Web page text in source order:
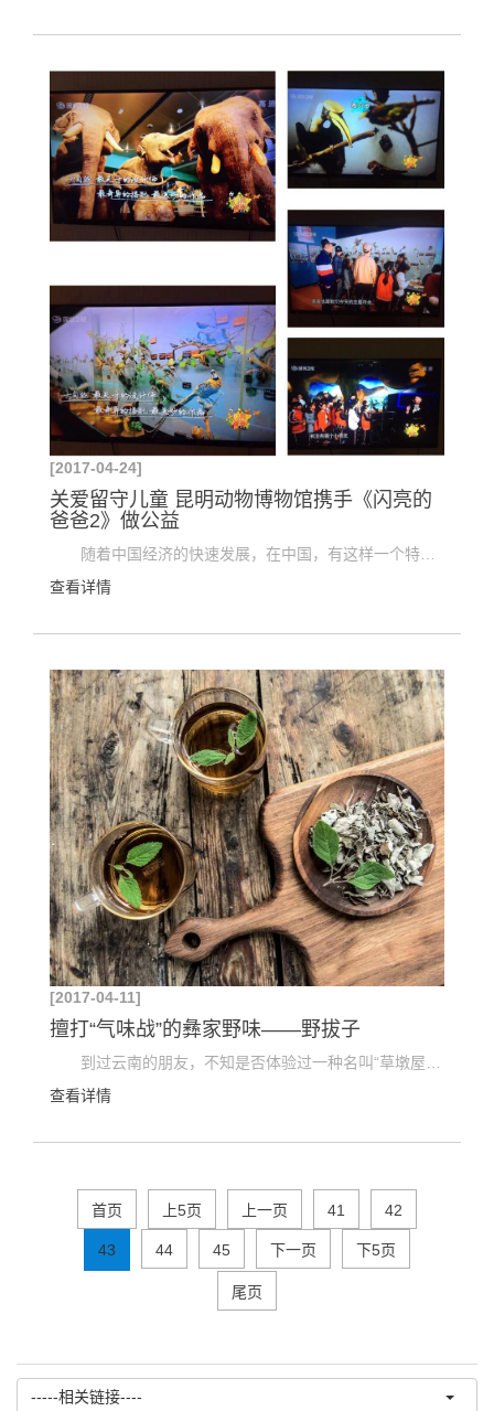
[2017-04-24]
关爱留守儿童 昆明动物博物馆携手《闪亮的
爸爸2》做公益
查看详情
[2017-04-11]
擅打“气味战”的彝家野味——野拔子
查看详情
首页 上5页 上一页 41 42
43 44 45 下一页 下5页
尾页
-----相关链接----